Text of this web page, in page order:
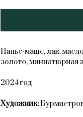
Папье-маше, лак,
золото, миниатюрная
2024 год
Художник: